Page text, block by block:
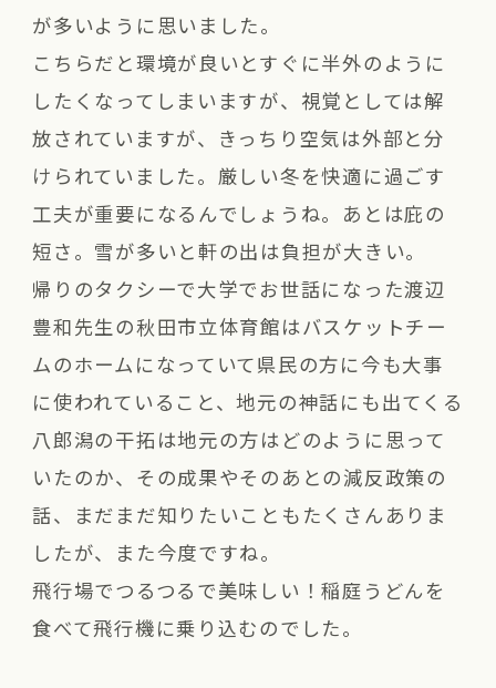
が多いように思いました。
こちらだと環境が良いとすぐに半外のように
したくなってしまいますが、視覚としては解
放されていますが、きっちり空気は外部と分
けられていました。厳しい冬を快適に過ごす
工夫が重要になるんでしょうね。あとは庇の
短さ。雪が多いと軒の出は負担が大きい。
帰りのタクシーで大学でお世話になった渡辺
豊和先生の秋田市立体育館はバスケットチー
ムのホームになっていて県民の方に今も大事
に使われていること、地元の神話にも出てくる
八郎潟の干拓は地元の方はどのように思って
いたのか、その成果やそのあとの減反政策の
話、まだまだ知りたいこともたくさんありま
したが、また今度ですね。
飛行場でつるつるで美味しい！稲庭うどんを
食べて飛行機に乗り込むのでした。